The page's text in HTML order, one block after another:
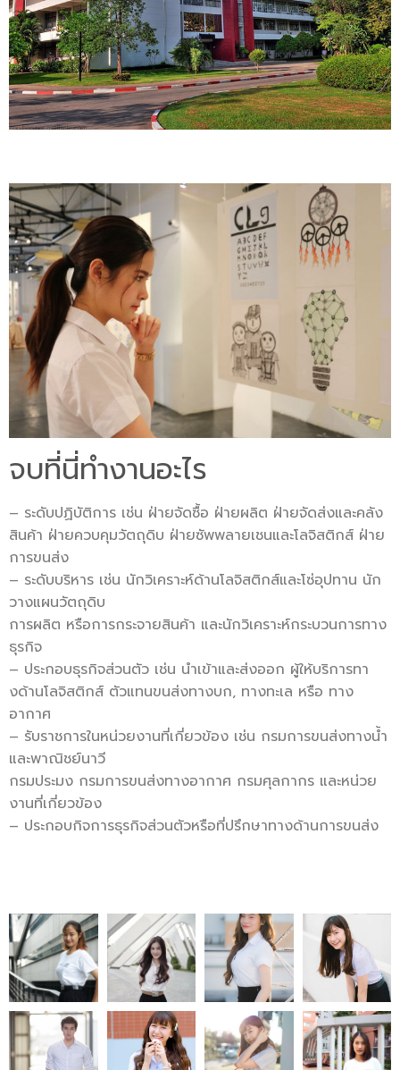
จบที่นี่ทำงานอะไร
– ระดับปฏิบัติการ เช่น ฝ่ายจัดซื้อ ฝ่ายผลิต ฝ่ายจัดส่งและคลัง
สินค้า ฝ่ายควบคุมวัตถุดิบ ฝ่ายซัพพลายเชนและโลจิสติกส์ ฝ่าย
การขนส่ง
– ระดับบริหาร เช่น นักวิเคราะห์ด้านโลจิสติกส์และโซ่อุปทาน นัก
วางแผนวัตถุดิบ
การผลิต หรือการกระจายสินค้า และนักวิเคราะห์กระบวนการทาง
ธุรกิจ
– ประกอบธุรกิจส่วนตัว เช่น นำเข้าและส่งออก ผู้ให้บริการทา
งด้านโลจิสติกส์ ตัวแทนขนส่งทางบก, ทางทะเล หรือ ทาง
อากาศ
– รับราชการในหน่วยงานที่เกี่ยวข้อง เช่น กรมการขนส่งทางน้ำ
และพาณิชย์นาวี
กรมประมง กรมการขนส่งทางอากาศ กรมศุลกากร และหน่วย
งานที่เกี่ยวข้อง
– ประกอบกิจการธุรกิจส่วนตัวหรือที่ปรึกษาทางด้านการขนส่ง